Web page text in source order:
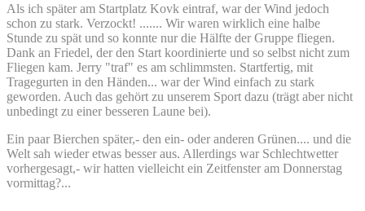
Als ich später am Startplatz Kovk eintraf, war der Wind jedoch
schon zu stark. Verzockt! ....... Wir waren wirklich eine halbe
Stunde zu spät und so konnte nur die Hälfte der Gruppe fliegen.
Dank an Friedel, der den Start koordinierte und so selbst nicht zum
Fliegen kam. Jerry "traf" es am schlimmsten. Startfertig, mit
Tragegurten in den Händen... war der Wind einfach zu stark
geworden. Auch das gehört zu unserem Sport dazu (trägt aber nicht
unbedingt zu einer besseren Laune bei).
Ein paar Bierchen später,- den ein- oder anderen Grünen.... und die
Welt sah wieder etwas besser aus. Allerdings war Schlechtwetter
vorhergesagt,- wir hatten vielleicht ein Zeitfenster am Donnerstag
vormittag?...